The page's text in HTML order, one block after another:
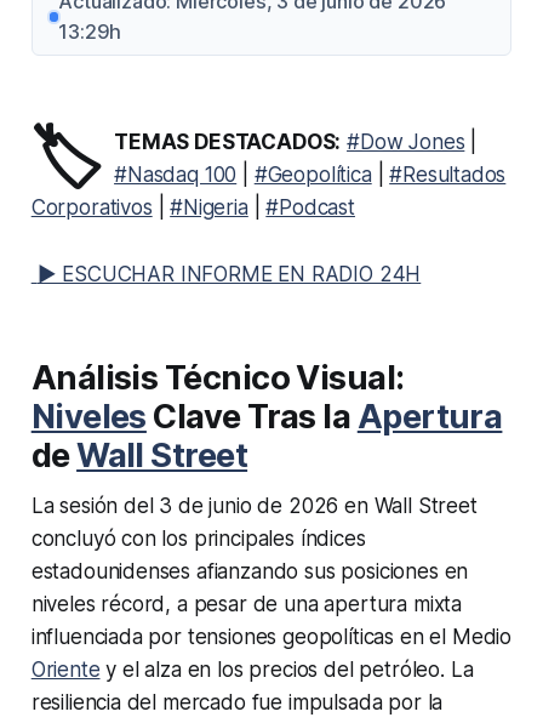
13:29h
🏷️ TEMAS DESTACADOS: #Dow Jones
#Nasdaq 100
#Geopolítica|#Resultados
Corporativos |#Nigeria|#Podcast
▶ ESCUCHAR INFORME EN RADIO 24H
Análisis Técnico Visual:
Niveles Clave Tras la Apertura
deWall Street
La sesión del 3 de junio de 2026 en Wall Street
concluyó con los principales índices
estadounidenses afianzando sus posiciones en
niveles récord, a pesar de una apertura mixta
influenciada por tensiones geopolíticas en el Medio
Oriente y el alza en los precios del petróleo. La
resiliencia del mercado fue impulsada por la